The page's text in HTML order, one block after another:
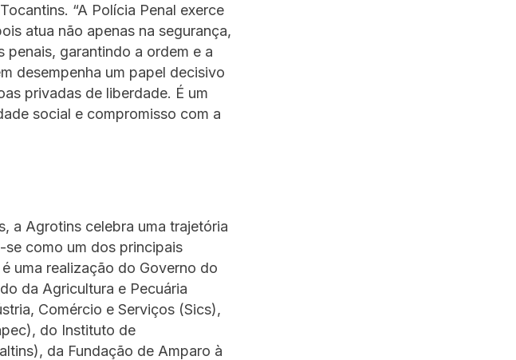
“A Polícia Penal exerce
atua não apenas na segurança,
garantindo a ordem e a
desempenha um papel decisivo
privadas de liberdade. É um
social e compromisso com a
a Agrotins celebra uma trajetória
como um dos principais
uma realização do Governo do
da Agricultura e Pecuária
Comércio e Serviços (Sics),
do Instituto de
da Fundação de Amparo à